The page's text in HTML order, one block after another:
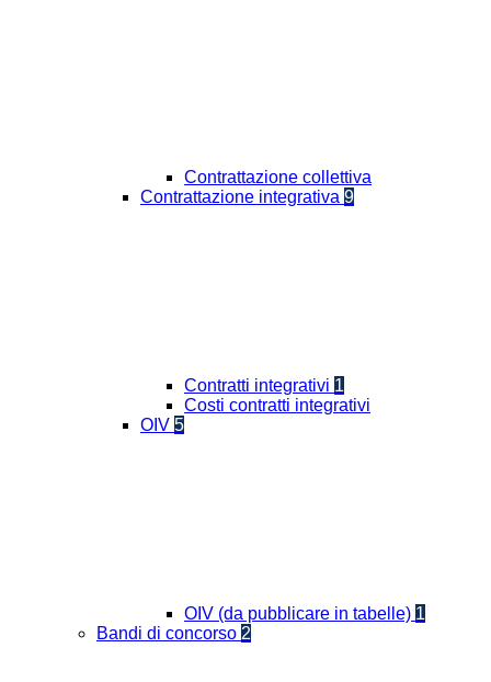
Contrattazione collettiva
Contrattazione integrativa 9
Contratti integrativi 1
Costi contratti integrativi
OIV 5
OIV (da pubblicare in tabelle) 1
Bandi di concorso 2